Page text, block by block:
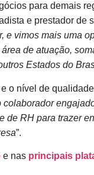
para demais
e prestador de
vimos mais uma
de atuação,
Estados do
o nível de
colaborador
de RH para trazer
”.
e nas principais